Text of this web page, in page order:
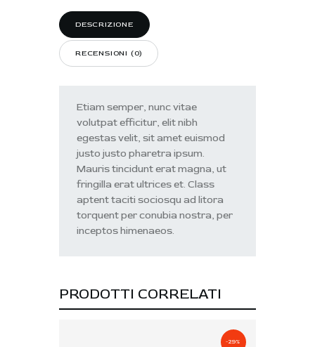
DESCRIZIONE
RECENSIONI (0)
Etiam semper, nunc vitae
volutpat efficitur, elit nibh
egestas velit, sit amet euismod
justo justo pharetra ipsum.
Mauris tincidunt erat magna, ut
fringilla erat ultrices et. Class
aptent taciti sociosqu ad litora
torquent per conubia nostra, per
inceptos himenaeos.
PRODOTTI CORRELATI
-29%